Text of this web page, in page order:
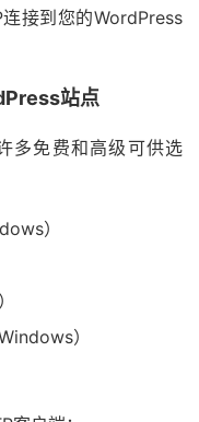
接到您的WordPress
站点
多免费和高级可供选
）
）